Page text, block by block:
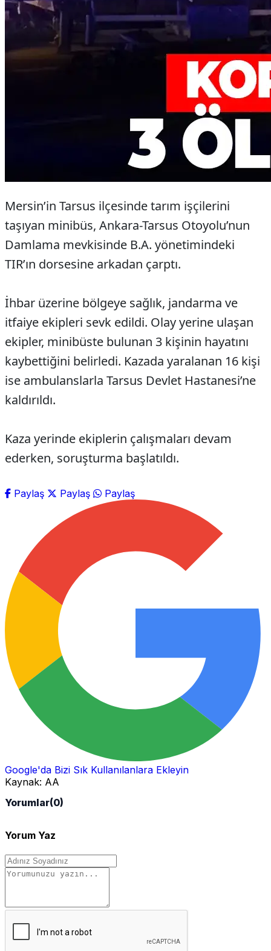
Mersin’in Tarsus ilçesinde tarım işçilerini
taşıyan minibüs, Ankara-Tarsus Otoyolu’nun
Damlama mevkisinde B.A. yönetimindeki
TIR’ın dorsesine arkadan çarptı.
İhbar üzerine bölgeye sağlık, jandarma ve
itfaiye ekipleri sevk edildi. Olay yerine ulaşan
ekipler, minibüste bulunan 3 kişinin hayatını
kaybettiğini belirledi. Kazada yaralanan 16 kişi
ise ambulanslarla Tarsus Devlet Hastanesi’ne
kaldırıldı.
Kaza yerinde ekiplerin çalışmaları devam
ederken, soruşturma başlatıldı.
Paylaş Paylaş Paylaş
Google'da Bizi Sık Kullanılanlara Ekleyin
Kaynak: AA
Yorumlar(0)
Yorum Yaz